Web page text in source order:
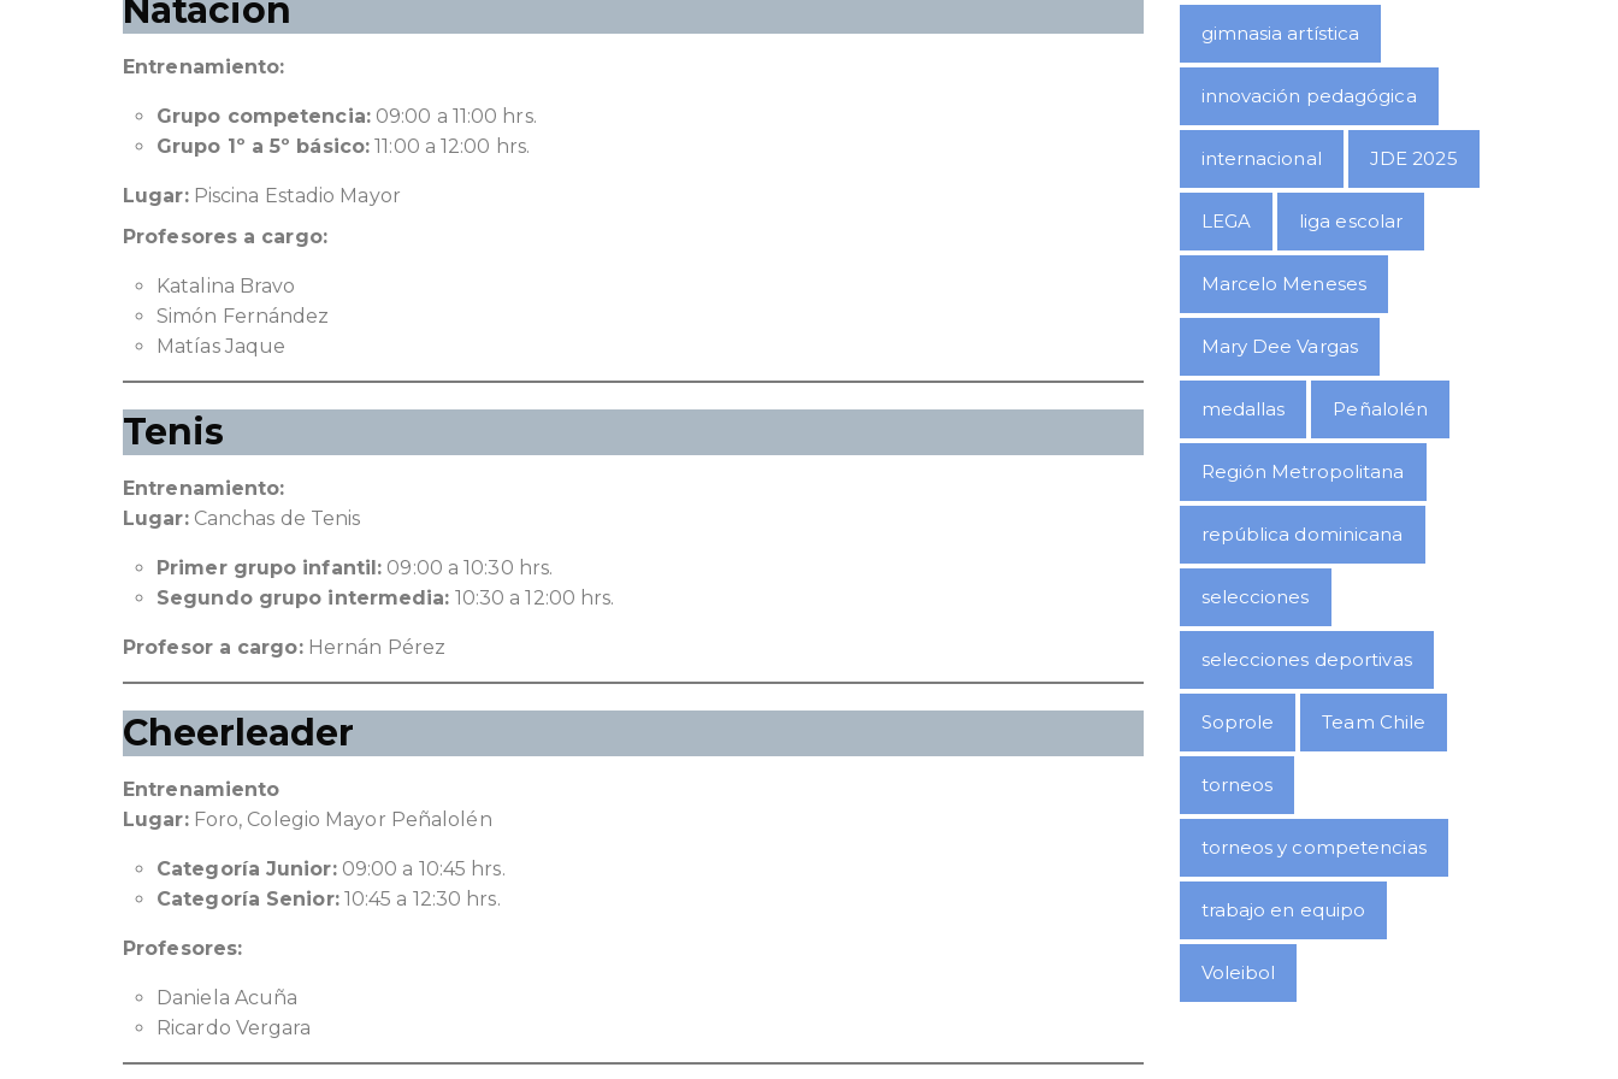
Natación
Entrenamiento:
Grupo competencia:09:00 a 11:00 hrs.
Grupo 1º a 5º básico: 11:00 a 12:00 hrs.
Lugar:Piscina Estadio Mayor
Profesores a cargo:
Katalina Bravo
Simón Fernández
Matías Jaque
Tenis
Entrenamiento:
Lugar:Canchas de Tenis
Primer grupo infantil: 09:00 a 10:30 hrs.
Segundo grupo intermedia: 10:30 a 12:00 hrs.
Profesor a cargo:Hernán Pérez
Cheerleader
Entrenamiento
Lugar:Foro, Colegio Mayor Peñalolén
Categoría Junior:09:00 a 10:45 hrs.
Categoría Senior:10:45 a 12:30 hrs.
Profesores:
Daniela Acuña
Ricardo Vergara
gimnasia artística
innovación pedagógica
internacional JDE 2025
LEGA liga escolar
Marcelo Meneses
Mary Dee Vargas
medallas Peñalolén
Región Metropolitana
república dominicana
selecciones
selecciones deportivas
Soprole Team Chile
torneos
torneos y competencias
trabajo en equipo
Voleibol